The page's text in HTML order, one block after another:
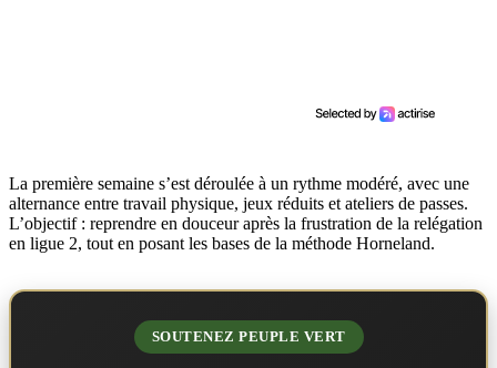
La première semaine s’est déroulée à un rythme modéré, avec une
alternance entre travail physique, jeux réduits et ateliers de passes.
L’objectif : reprendre en douceur après la frustration de la relégation
en ligue 2, tout en posant les bases de la méthode Horneland.
SOUTENEZ PEUPLE VERT